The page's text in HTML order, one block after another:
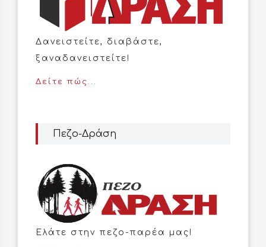
Δανειστείτε, διαβάστε,
ξαναδανειστείτε!
Δείτε πώς...
Πεζο-Δράση
Ελάτε στην πεζο-παρέα μας!